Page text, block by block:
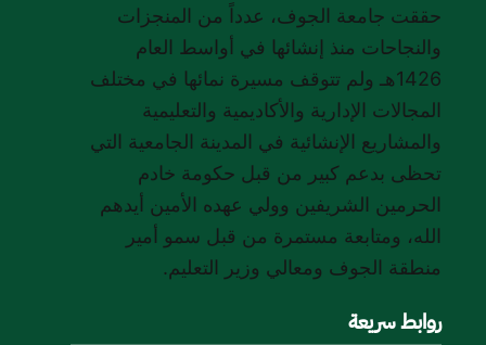
حققت جامعة الجوف، عدداً من المنجزات
والنجاحات منذ إنشائها في أواسط العام
1426هـ ولم تتوقف مسيرة نمائها في مختلف
المجالات الإدارية والأكاديمية والتعليمية
والمشاريع الإنشائية في المدينة الجامعية التي
تحظى بدعم كبير من قبل حكومة خادم
الحرمين الشريفين وولي عهده الأمين أيدهم
الله، ومتابعة مستمرة من قبل سمو أمير
منطقة الجوف ومعالي وزير التعليم.
روابط سريعة